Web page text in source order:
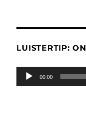
LUISTERTIP:
Audiospeler
00:00